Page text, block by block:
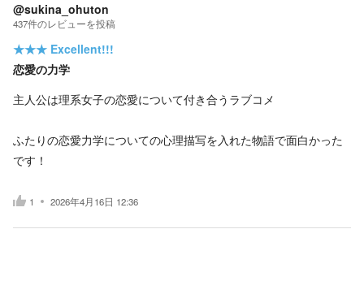
@sukina_ohuton
437件のレビューを投稿
★★★ Excellent!!!
恋愛の力学
主人公は理系女子の恋愛について付き合うラブコメ
ふたりの恋愛力学についての心理描写を入れた物語で面白かった
です！
1 2026年4月16日 12:36